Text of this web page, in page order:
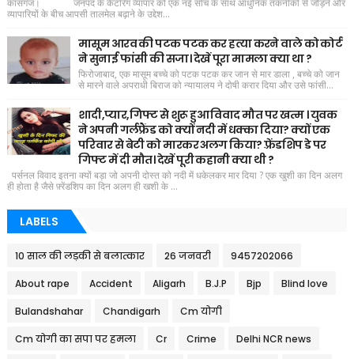
कासगंज। जनपद के कैटरिंग व्यापार को एक नई सोच के साथ आधुनिक तकनीकों से जोड़ने और
व्यापारियों के बीच आपसी तालमेल बढ़ाने के उद्देश...
मासूम आरव की पटक पटक कर हत्या करने वाले को कोर्ट
ने सुनाई फांसी की सजा। देखें पूरा मामला क्या था ?
फिरोजाबाद, एक मासूम बच्चे को पटक पटक कर जान से मार डाला , बच्चे को जान
से मारने वाले अपराधी बिराज को न्यायालय ने दोषी करार दिया और उसे फांसी...
शादी,प्यार,गिफ्ट से शुरू हुआ विवाद मौत पर खत्म । युवक
ने अपनी गर्लफ्रैंड को क्यों नदी में धक्का दिया? क्यों एक
परिवार से बेटी को मारकर अलग किया? फ़्रेंडशिप डे पर
गिफ्ट में दी मौत। देखें पूरी कहानी क्या थी ?
पर्सनल विवाद इतना क्यों बड़ा जो अपनी दोस्त को नदी में धकेलकर मार दिया ? एक खुशी का दिन अलग
ही होता है जैसे फ़्रेंडशिप का दिन अलग ही खशी के ...
LABELS
10 साल की लड़की से बलात्कार 26 जनवरी 9457202066
About rape Accident Aligarh B.J.P Bjp Blind love
Bulandshahar Chandigarh Cm योगी
Cm योगी का सपा पर हमला Cr Crime Delhi NCR news